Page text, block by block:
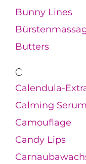
Bunny Lines
Butters
C
Calendula-
Calming Serum
Camouflage
Candy Lips